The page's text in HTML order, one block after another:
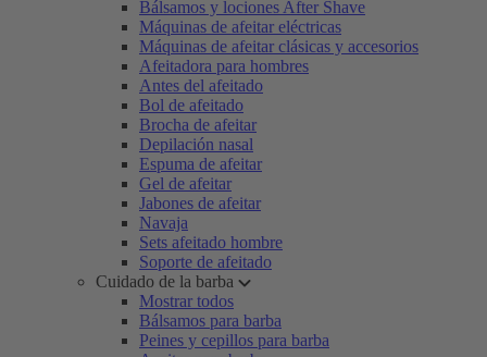
Bálsamos y lociones After Shave
Máquinas de afeitar eléctricas
Máquinas de afeitar clásicas y accesorios
Afeitadora para hombres
Antes del afeitado
Bol de afeitado
Brocha de afeitar
Depilación nasal
Espuma de afeitar
Gel de afeitar
Jabones de afeitar
Navaja
Sets afeitado hombre
Soporte de afeitado
Cuidado de la barba
Mostrar todos
Bálsamos para barba
Peines y cepillos para barba